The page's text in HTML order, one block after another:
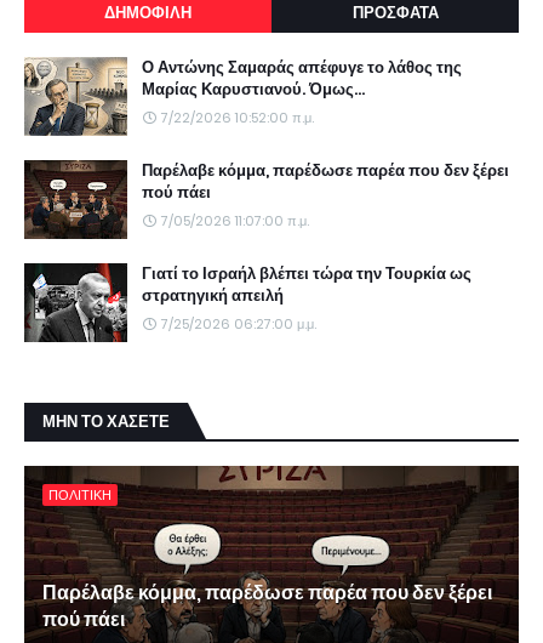
ΔΗΜΟΦΙΛΗ ΠΡΟΣΦΑΤΑ
Ο Αντώνης Σαμαράς απέφυγε το λάθος της
Μαρίας Καρυστιανού. Όμως...
7/22/2026 10:52:00 π.μ.
Παρέλαβε κόμμα, παρέδωσε παρέα που δεν ξέρει
πού πάει
7/05/2026 11:07:00 π.μ.
Γιατί το Ισραήλ βλέπει τώρα την Τουρκία ως
στρατηγική απειλή
7/25/2026 06:27:00 μ.μ.
ΜΗΝ ΤΟ ΧΑΣΕΤΕ
ΠΟΛΙΤΙΚΗ
Παρέλαβε κόμμα, παρέδωσε παρέα που δεν ξέρει
πού πάει